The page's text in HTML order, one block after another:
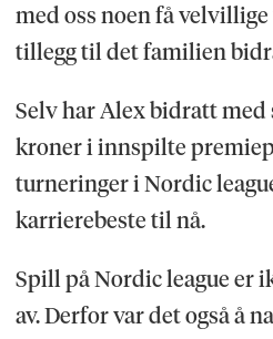
med oss noen få
tillegg til det familien
Selv har Alex bidratt
kroner i innspilte
turneringer i Nordic
karrierebeste til nå.
Spill på Nordic league er
av. Derfor var det også å